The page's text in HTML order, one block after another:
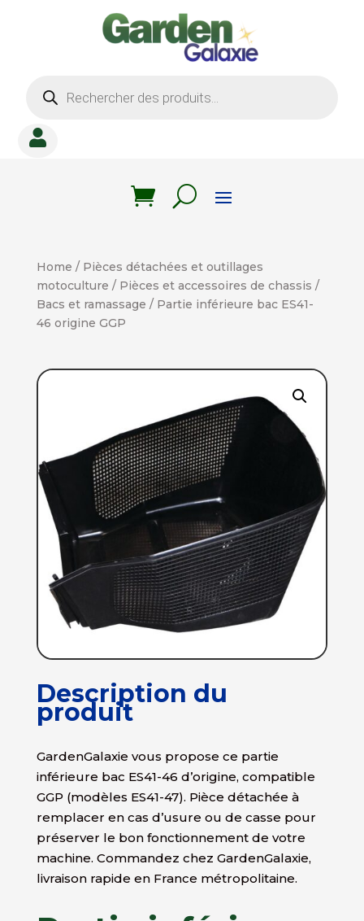
produits

Home / Pièces détachées et outillages
motoculture / Pièces et accessoires de chassis /
Bacs et ramassage / Partie inférieure bac ES41-
46 origine GGP
Description du
produit
GardenGalaxie vous propose ce partie
inférieure bac ES41-46 d’origine, compatible
GGP (modèles ES41-47). Pièce détachée à
remplacer en cas d’usure ou de casse pour
préserver le bon fonctionnement de votre
machine. Commandez chez GardenGalaxie,
livraison rapide en France métropolitaine.